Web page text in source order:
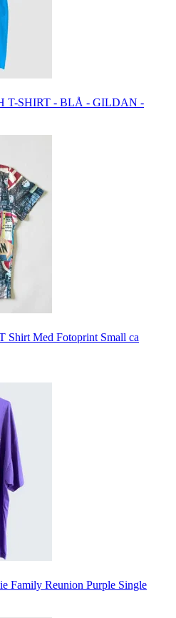
T-SHIRT - BLÅ - GILDAN -
Shirt Med Fotoprint Small ca
Family Reunion Purple Single